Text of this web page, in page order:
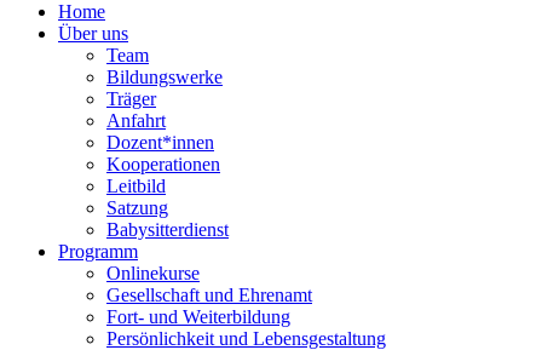
Home
Über uns
Team
Bildungswerke
Träger
Anfahrt
Dozent*innen
Kooperationen
Leitbild
Satzung
Babysitterdienst
Programm
Onlinekurse
Gesellschaft und Ehrenamt
Fort- und Weiterbildung
Persönlichkeit und Lebensgestaltung